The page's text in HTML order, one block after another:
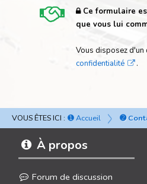
Ce formulaire
que vous lui
Vous disposez
confidentialité
.
VOUS ÊTES ICI : ➊ Accueil ➋
À propos
Forum de discussion